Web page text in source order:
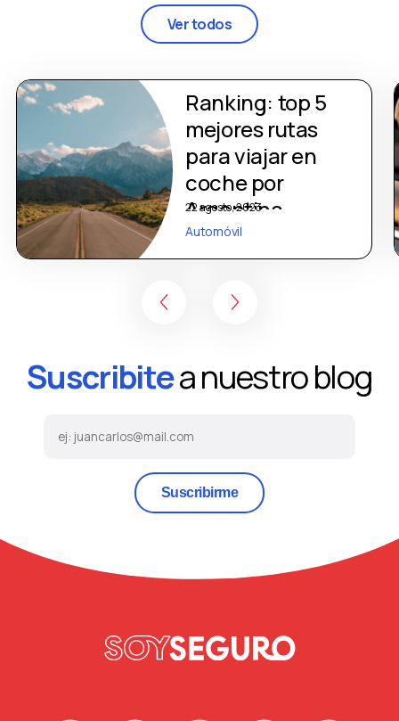
Ver todos
Ranking: top 5
mejores rutas
para viajar en
coche por
Argentina
22 agosto, 2023
Automóvil
Suscribitea nuestro blog
Suscribirme